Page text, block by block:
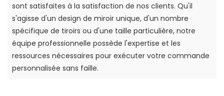
sont satisfaites à la satisfaction de nos clients. Qu'il
s'agisse d'un design de miroir unique, d'un nombre
spécifique de tiroirs ou d'une taille particulière, notre
équipe professionnelle possède l'expertise et les
ressources nécessaires pour exécuter votre commande
personnalisée sans faille.